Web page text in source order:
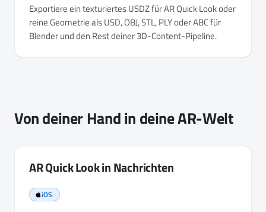
Exportiere ein texturiertes USDZ für AR Quick Look oder
reine Geometrie als USD, OBJ, STL, PLY oder ABC für
Blender und den Rest deiner 3D-Content-Pipeline.
Von deiner Hand in deine AR-Welt
AR Quick Look in Nachrichten
iOS